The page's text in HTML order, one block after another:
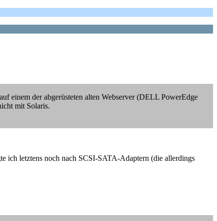
einem der abgerüsteten alten Webserver (DELL PowerEdge
mit Solaris.
ich letztens noch nach SCSI-SATA-Adaptern (die allerdings